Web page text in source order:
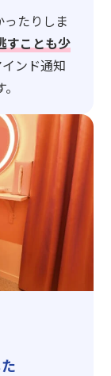
たりしま
すことも少
ンド通知